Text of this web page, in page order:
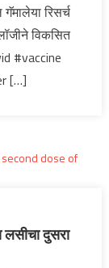
रिसर्च
विकसित
#vaccine
[…]
दुसरा